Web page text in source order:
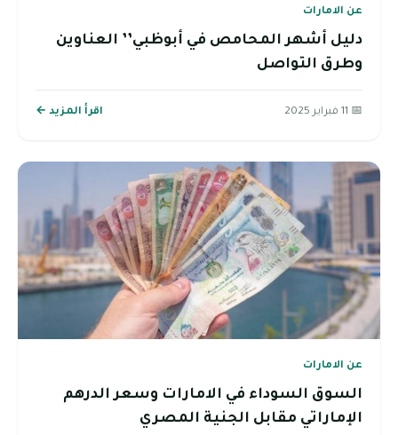
عن الامارات
دليل أشهر المحامص في أبوظبي’’ العناوين
وطرق التواصل
📅 11 فبراير 2025 اقرأ المزيد ←
عن الامارات
السوق السوداء في الامارات وسعر الدرهم
الإماراتي مقابل الجنية المصري